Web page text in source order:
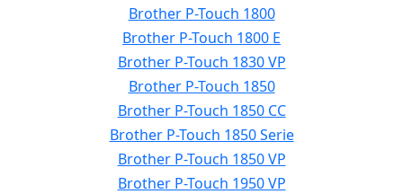
Brother P-Touch 1800
Brother P-Touch 1800 E
Brother P-Touch 1830 VP
Brother P-Touch 1850
Brother P-Touch 1850 CC
Brother P-Touch 1850 Serie
Brother P-Touch 1850 VP
Brother P-Touch 1950 VP